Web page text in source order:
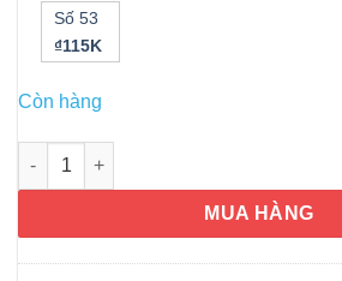
Số 53
₫115K
Còn hàng
Nhuộm tóc Revlon Colorsilk Dark
MUA HÀNG